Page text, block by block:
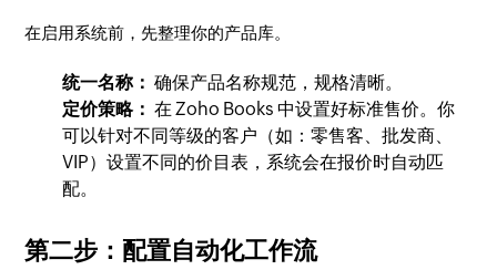
在启用系统前，先整理你的产品库。
统一名称： 确保产品名称规范，规格清晰。
定价策略： 在 Zoho Books 中设置好标准售价。你
可以针对不同等级的客户（如：零售客、批发商、
VIP）设置不同的价目表，系统会在报价时自动匹
配。
第二步：配置自动化工作流